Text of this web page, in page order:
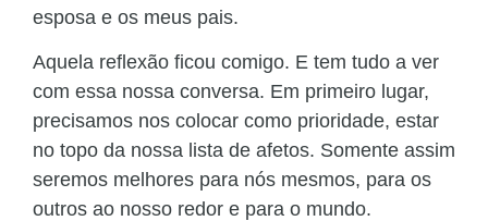
esposa e os meus pais.
Aquela reflexão ficou comigo. E tem tudo a ver
com essa nossa conversa. Em primeiro lugar,
precisamos nos colocar como prioridade, estar
no topo da nossa lista de afetos. Somente assim
seremos melhores para nós mesmos, para os
outros ao nosso redor e para o mundo.